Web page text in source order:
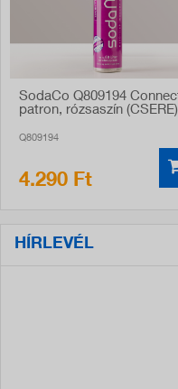
SodaCo Q809194
patron, rózsaszín (CSERE)
Q809194
4.290 Ft
HÍRLEVÉL